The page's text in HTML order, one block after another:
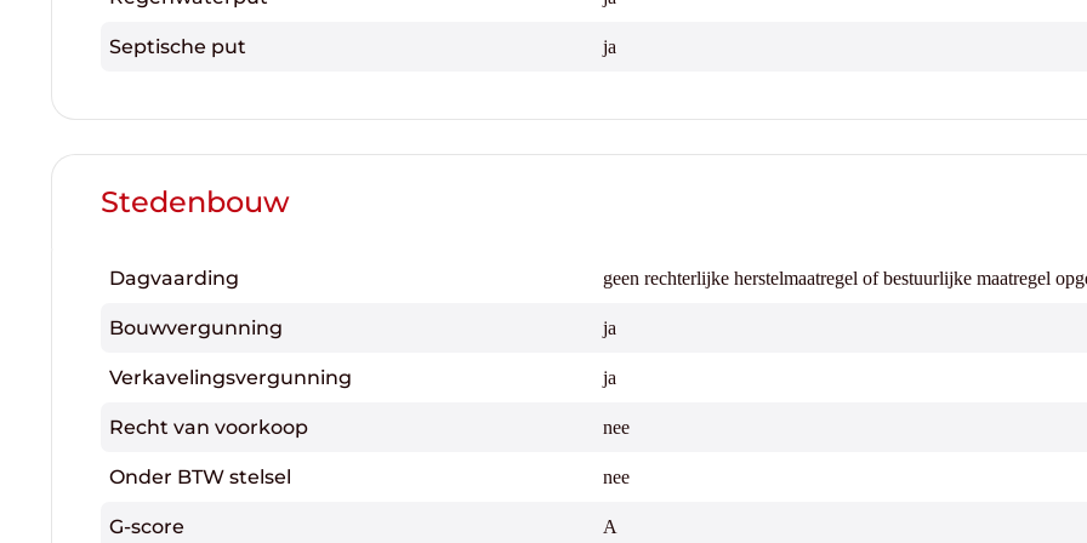
Septische put ja
Stedenbouw
Dagvaarding geen rechterlijke herstelmaatregel of bestuurlijke maatregel
Bouwvergunning ja
Verkavelingsvergunning ja
Recht van voorkoop nee
Onder BTW stelsel nee
G-score A